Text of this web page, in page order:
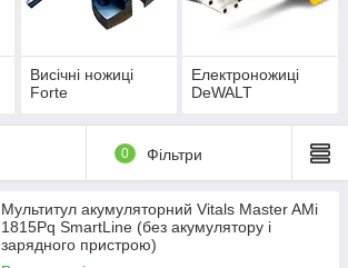
Висічні ножиці
Forte
Електроножиці
DeWALT
0 Фільтри
Мультитул акумуляторний Vitals Master AMi
1815Pq SmartLine (без акумулятору і
зарядного пристрою)